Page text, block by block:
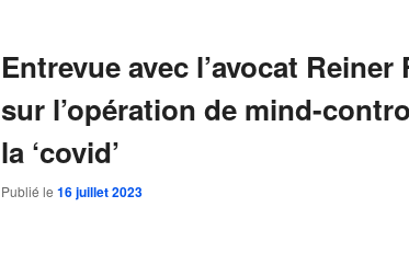
Entrevue avec l’avocat Reiner
sur l’opération de mind-
la ‘covid’
Publié le 16 juillet 2023